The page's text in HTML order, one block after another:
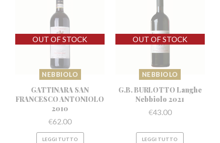
NEBBIOLO
GATTINARA SAN
FRANCESCO ANTONIOLO
2010
€62.00
LEGGI TUTTO
NEBBIOLO
G.B. BURLOTTO Langhe
Nebbiolo 2021
€43.00
LEGGI TUTTO